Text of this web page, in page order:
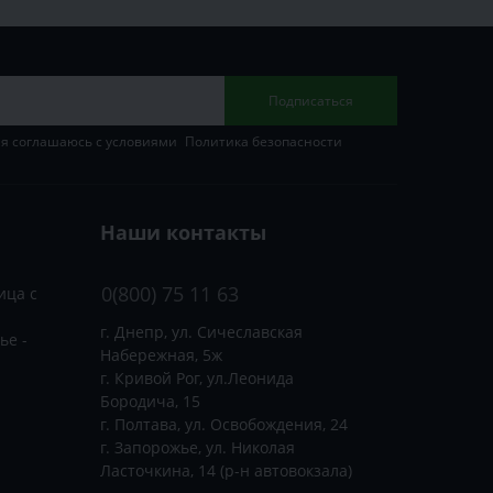
Подписаться
соглашаюсь с условиями Политика безопасности
с
-
Наши контакты
0(800) 75 11 63
г. Днепр, ул. Сичеславская
Набережная, 5ж
г. Кривой Рог, ул.Леонида
Бородича, 15
г. Полтава, ул. Освобождения, 24
г. Запорожье, ул. Николая
Ласточкина, 14 (р-н автовокзала)